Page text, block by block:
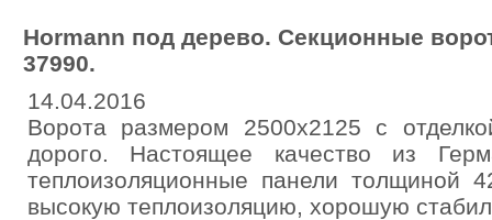
Hormann под дерево. Секционные
37990.
14.04.2016
Ворота размером 2500х2125 с
дорого. Настоящее качество из
теплоизоляционные панели толщиной
высокую теплоизоляцию, хорошую